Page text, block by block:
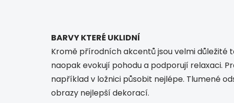
BARVY KTERÉ UKLIDNÍ
Kromě přírodních akcentů jsou velmi důležité
naopak evokují pohodu a podporují relaxaci.
například v ložnici působit nejlépe. Tlumené
obrazy nejlepší dekorací.